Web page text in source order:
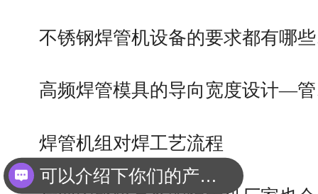
不锈钢焊管机设备的要求都有哪
高频焊管模具的导向宽度设计—
焊管机组对焊工艺流程
可以介绍下你们的产品么？
你们是怎么收费的呢？